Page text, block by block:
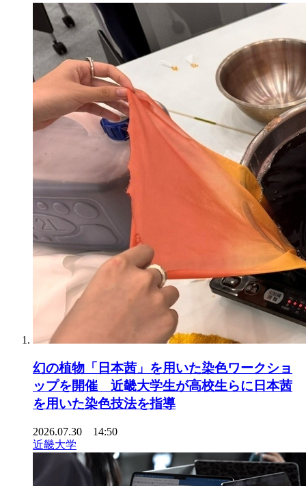
幻の植物「日本茜」を用いた染色ワークショ
ップを開催 近畿大学生が高校生らに日本茜
を用いた染色技法を指導
2026.07.30 14:50
近畿大学